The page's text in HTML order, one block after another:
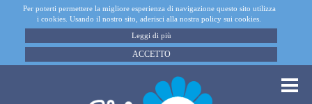
Per poterti permettere la migliore esperienza di navigazione questo sito utilizza
i cookies. Usando il nostro sito, aderisci alla nostra policy sui cookies.
Leggi di più
ACCETTO